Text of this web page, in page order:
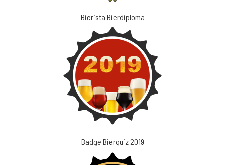
Bierista Bierdiploma
Badge Bierquiz 2019